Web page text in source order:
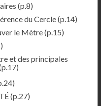
(p.8)
du Cercle(p.14)
le Mètre(p.15)
et des principales
(p.27)